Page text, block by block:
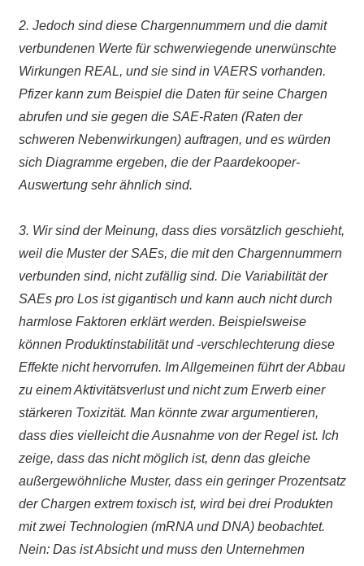
2. Jedoch sind diese Chargennummern und die damit
verbundenen Werte für schwerwiegende unerwünschte
Wirkungen REAL, und sie sind in VAERS vorhanden.
Pfizer kann zum Beispiel die Daten für seine Chargen
abrufen und sie gegen die SAE-Raten (Raten der
schweren Nebenwirkungen) auftragen, und es würden
sich Diagramme ergeben, die der Paardekooper-
Auswertung sehr ähnlich sind.
3. Wir sind der Meinung, dass dies vorsätzlich geschieht,
weil die Muster der SAEs, die mit den Chargennummern
verbunden sind, nicht zufällig sind. Die Variabilität der
SAEs pro Los ist gigantisch und kann auch nicht durch
harmlose Faktoren erklärt werden. Beispielsweise
können Produktinstabilität und -verschlechterung diese
Effekte nicht hervorrufen. Im Allgemeinen führt der Abbau
zu einem Aktivitätsverlust und nicht zum Erwerb einer
stärkeren Toxizität. Man könnte zwar argumentieren,
dass dies vielleicht die Ausnahme von der Regel ist. Ich
zeige, dass das nicht möglich ist, denn das gleiche
außergewöhnliche Muster, dass ein geringer Prozentsatz
der Chargen extrem toxisch ist, wird bei drei Produkten
mit zwei Technologien (mRNA und DNA) beobachtet.
Nein: Das ist Absicht und muss den Unternehmen